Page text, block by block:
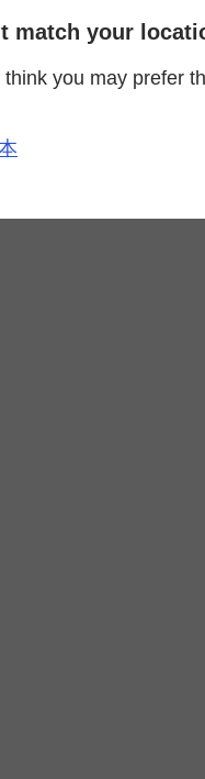
match your
you may prefer